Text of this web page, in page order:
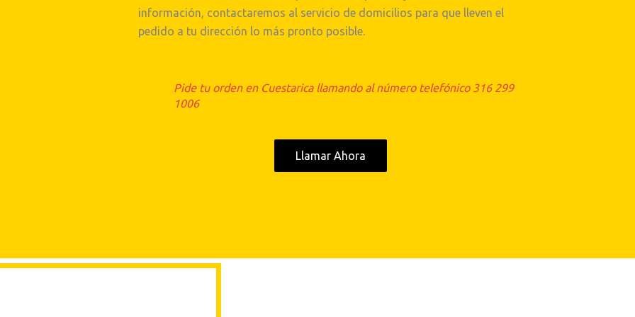
información, contactaremos al servicio de domicilios para que lleven el
pedido a tu dirección lo más pronto posible.
Pide tu orden en Cuestarica llamando al número telefónico 316 299
1006
Llamar Ahora